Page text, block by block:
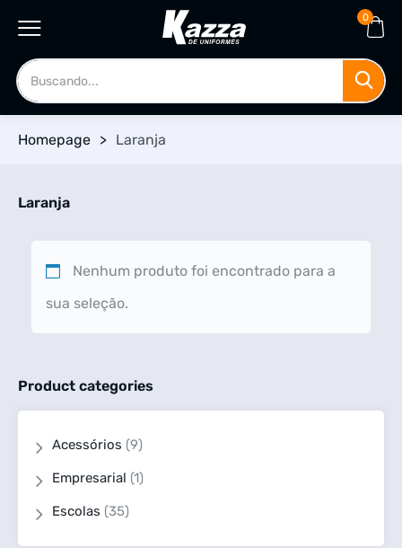
0
Homepage > Laranja
Laranja
Nenhum produto foi encontrado para a
sua seleção.
Product categories
Acessórios (9)
Empresarial (1)
Escolas (35)